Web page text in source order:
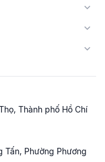
Thành phố Hồ Chí
Tấn, Phường Phương